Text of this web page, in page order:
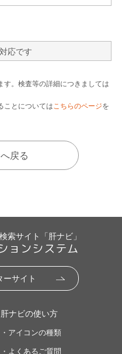
応です
。検査等の詳細につきましては
ことについてはこちらのページを
戻る
索サイト「肝ナビ」
ョンシステム
ーサイト
肝ナビの使い方
・アイコンの種類
・よくあるご質問